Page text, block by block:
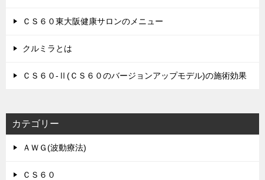
ＣＳ６０東大阪健康サロンのメニュー
クルミラとは
ＣＳ６０-Ⅱ(ＣＳ６０のバージョンアップモデル)の施術効果
カテゴリー
ＡＷＧ(波動療法)
ＣＳ６０